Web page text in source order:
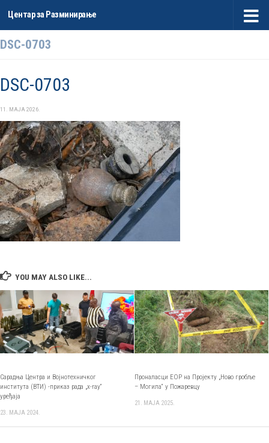
Skip to content
Центар за Разминирање
DSC-0703
DSC-0703
11. МАЈА 2026.
YOU MAY ALSO LIKE...
Сарадња Центра и Војнотехничког
института (ВТИ) -приказ рада „x-ray“
уређаја
23. МАЈА 2024.
Проналасци ЕОР на Пројекту „Ново гробље
– Могила“ у Пожаревцу
21. МАЈА 2025.